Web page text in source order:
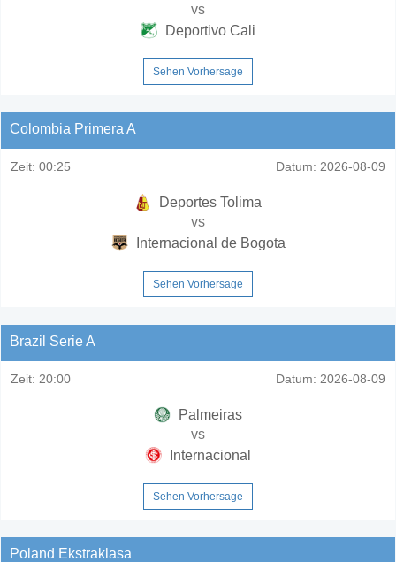
vs
Deportivo Cali
Sehen Vorhersage
Colombia Primera A
Zeit: 00:25 Datum: 2026-08-09
Deportes Tolima
vs
Internacional de Bogota
Sehen Vorhersage
Brazil Serie A
Zeit: 20:00 Datum: 2026-08-09
Palmeiras
vs
Internacional
Sehen Vorhersage
Poland Ekstraklasa